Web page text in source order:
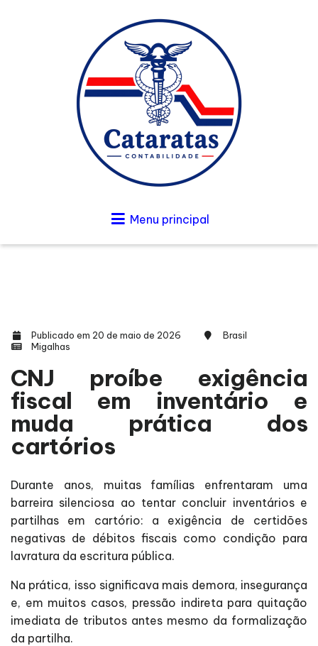
Menu principal
Publicado em 20 de maio de 2026
Brasil
Migalhas
CNJ proíbe exigência
fiscal em inventário e
muda prática dos
cartórios
Durante anos, muitas famílias enfrentaram uma
barreira silenciosa ao tentar concluir inventários e
partilhas em cartório: a exigência de certidões
negativas de débitos fiscais como condição para
lavratura da escritura pública.
Na prática, isso significava mais demora, insegurança
e, em muitos casos, pressão indireta para quitação
imediata de tributos antes mesmo da formalização
da partilha.